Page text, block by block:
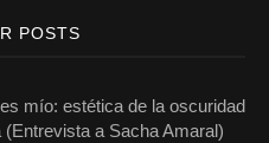
POSTS
mío: estética de la oscuridad
(Entrevista a Sacha Amaral)